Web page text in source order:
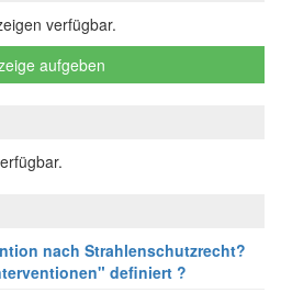
verfügbar.
aufgeben
nach Strahlenschutzrecht?
definiert ?